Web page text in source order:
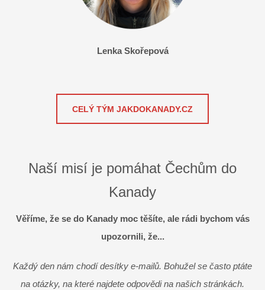
Lenka Skořepová
CELÝ TÝM JAKDOKANADY.CZ
Naší misí je pomáhat Čechům do
Kanady
Věříme, že se do Kanady moc těšíte, ale rádi bychom vás
upozornili, že...
Každý den nám chodí desítky e-mailů. Bohužel se často ptáte
na otázky, na které najdete odpovědi na našich stránkách.